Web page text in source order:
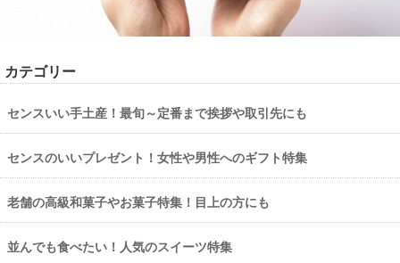
カテゴリー
センスいい手土産！最旬～定番まで挨拶や取引先にも
センスのいいプレゼント！女性や男性へのギフト特集
老舗の高級和菓子やお菓子特集！目上の方にも
並んでも食べたい！人気のスイーツ特集